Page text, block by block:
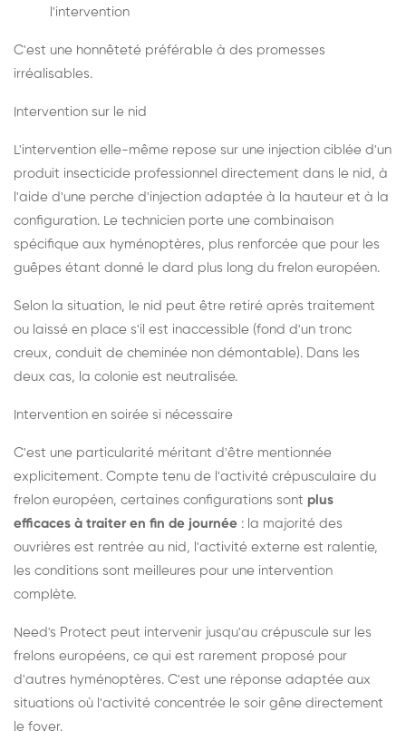
l'intervention
C'est une honnêteté préférable à des promesses
irréalisables.
Intervention sur le nid
L'intervention elle-même repose sur une injection ciblée d'un
produit insecticide professionnel directement dans le nid, à
l'aide d'une perche d'injection adaptée à la hauteur et à la
configuration. Le technicien porte une combinaison
spécifique aux hyménoptères, plus renforcée que pour les
guêpes étant donné le dard plus long du frelon européen.
Selon la situation, le nid peut être retiré après traitement
ou laissé en place s'il est inaccessible (fond d'un tronc
creux, conduit de cheminée non démontable). Dans les
deux cas, la colonie est neutralisée.
Intervention en soirée si nécessaire
C'est une particularité méritant d'être mentionnée
explicitement. Compte tenu de l'activité crépusculaire du
frelon européen, certaines configurations sont plus
efficaces à traiter en fin de journée : la majorité des
ouvrières est rentrée au nid, l'activité externe est ralentie,
les conditions sont meilleures pour une intervention
complète.
Need's Protect peut intervenir jusqu'au crépuscule sur les
frelons européens, ce qui est rarement proposé pour
d'autres hyménoptères. C'est une réponse adaptée aux
situations où l'activité concentrée le soir gêne directement
le foyer.